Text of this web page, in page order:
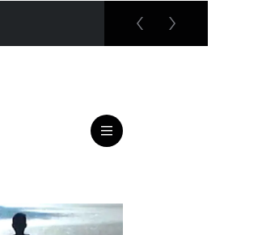
RTL up
Das Familiengericht